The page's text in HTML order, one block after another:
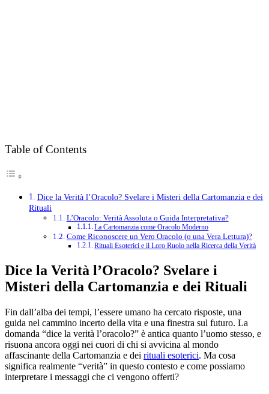
Table of Contents
Dice la Verità l’Oracolo? Svelare i Misteri della Cartomanzia e dei
Rituali
L’Oracolo: Verità Assoluta o Guida Interpretativa?
La Cartomanzia come Oracolo Moderno
Come Riconoscere un Vero Oracolo (o una Vera Lettura)?
Rituali Esoterici e il Loro Ruolo nella Ricerca della Verità
Dice la Verità l’Oracolo? Svelare i
Misteri della Cartomanzia e dei Rituali
Fin dall’alba dei tempi, l’essere umano ha cercato risposte, una
guida nel cammino incerto della vita e una finestra sul futuro. La
domanda “dice la verità l’oracolo?” è antica quanto l’uomo stesso, e
risuona ancora oggi nei cuori di chi si avvicina al mondo
affascinante della Cartomanzia e dei rituali esoterici. Ma cosa
significa realmente “verità” in questo contesto e come possiamo
interpretare i messaggi che ci vengono offerti?